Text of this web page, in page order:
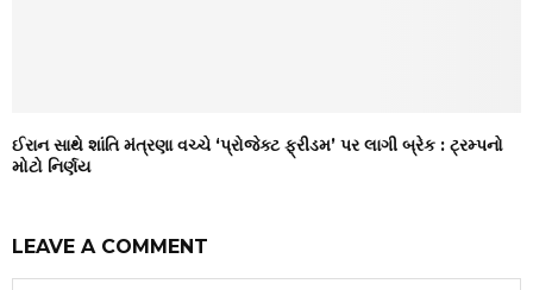
ઈરાન સાથે શાંતિ મંત્રણા વચ્ચે ‘પ્રોજેક્ટ ફ્રીડમ’ પર લાગી બ્રેક : ટ્રમ્પનો
મોટો નિર્ણય
LEAVE A COMMENT